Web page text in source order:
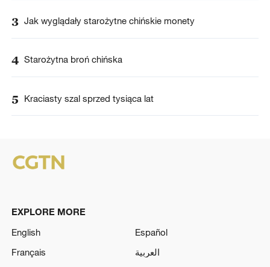
3 Jak wyglądały starożytne chińskie monety
4 Starożytna broń chińska
5 Kraciasty szal sprzed tysiąca lat
EXPLORE MORE
English
Español
Français
العربية